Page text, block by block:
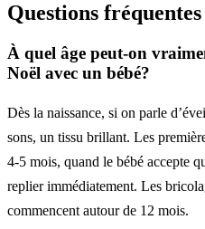
Questions fréquentes
À quel âge peut-on
Noël avec un bébé?
Dès la naissance, si on parle
sons, un tissu brillant. Les
4-5 mois, quand le bébé accepte
replier immédiatement. Les
commencent autour de 12 mois.